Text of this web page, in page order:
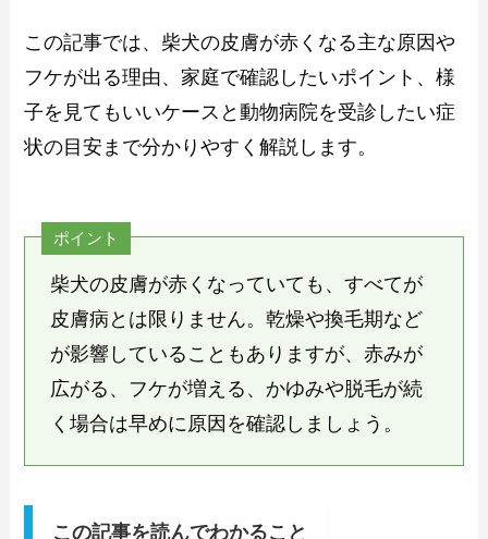
この記事では、柴犬の皮膚が赤くなる主な原因や
フケが出る理由、家庭で確認したいポイント、様
子を見てもいいケースと動物病院を受診したい症
状の目安まで分かりやすく解説します。
ポイント
柴犬の皮膚が赤くなっていても、すべてが
皮膚病とは限りません。乾燥や換毛期など
が影響していることもありますが、赤みが
広がる、フケが増える、かゆみや脱毛が続
く場合は早めに原因を確認しましょう。
この記事を読んでわかること